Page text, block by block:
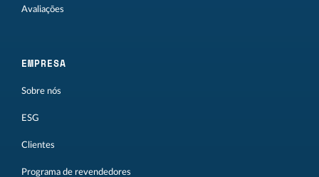
Avaliações
EMPRESA
Sobre nós
ESG
Clientes
Programa de revendedores